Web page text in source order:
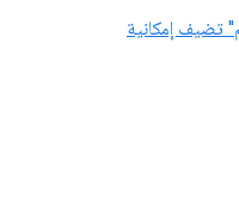
تضيف إمكانية